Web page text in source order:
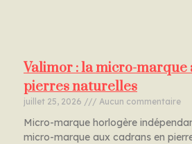
Valimor : la micro-marque
pierres naturelles
juillet 25, 2026 Aucun commentaire
Micro-marque horlogère
micro-marque aux cadrans en